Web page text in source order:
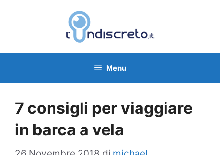
Menu
7 consigli per viaggiare
in barca a vela